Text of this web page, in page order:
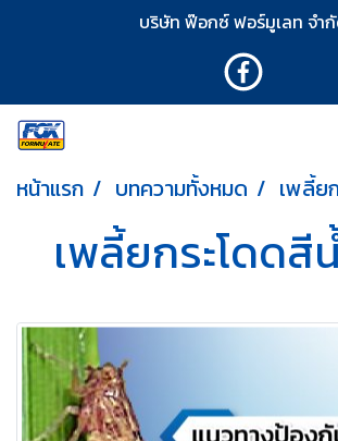
บริษัท ฟ๊อกซ์ ฟอร์มูเลท จำ
หน้าแรก บทความทั้งหมด เพลี้ย
เพลี้ยกระโดดสี